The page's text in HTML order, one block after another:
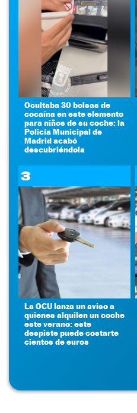
Ocultaba 30 bolsas de
cocaína en este elemento
para niños de su coche: la
Policía Municipal de
Madrid acabó
descubriéndola
3
La OCU lanza un aviso a
quienes alquilen un coche
este verano: este
despiste puede costarte
cientos de euros